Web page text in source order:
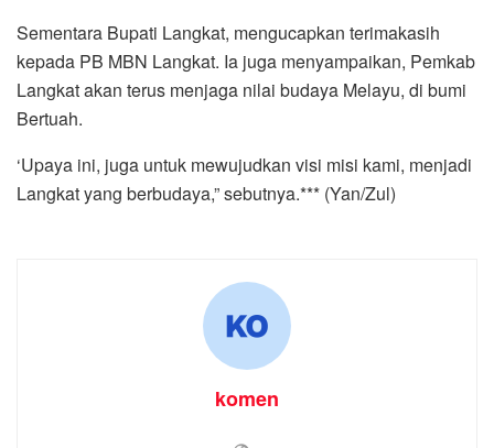
Sementara Bupati Langkat, mengucapkan terimakasih
kepada PB MBN Langkat. Ia juga menyampaikan, Pemkab
Langkat akan terus menjaga nilai budaya Melayu, di bumi
Bertuah.
‘Upaya ini, juga untuk mewujudkan visi misi kami, menjadi
Langkat yang berbudaya,” sebutnya.*** (Yan/Zul)
komen